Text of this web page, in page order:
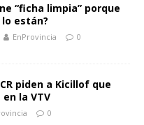
“ficha limpia” porque
están?
EnProvincia 0
piden a Kicillof que
la VTV
0